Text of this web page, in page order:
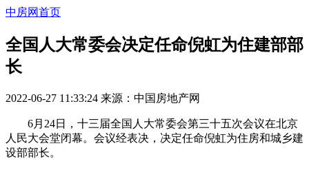
中房网首页
全国人大常委会决定任命倪虹为住建部部
长
2022-06-27 11:33:24 来源： 中国房地产网
6月24日，十三届全国人大常委会第三十五次会议在北京
人民大会堂闭幕。会议经表决，决定任命倪虹为住房和城乡建
设部部长。